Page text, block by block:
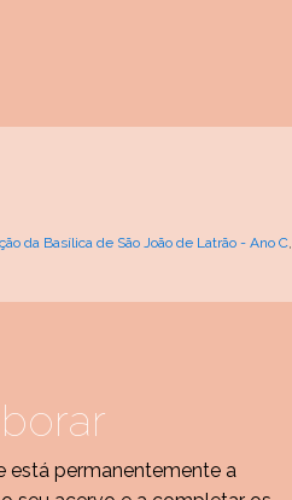
da Basílica de São João de Latrão - Ano C,
está permanentemente a